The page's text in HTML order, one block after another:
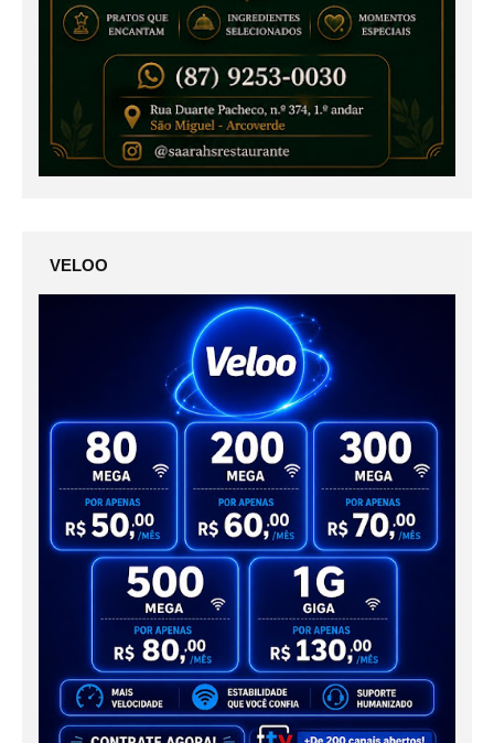
VELOO